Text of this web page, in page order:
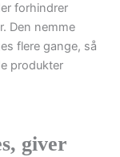
forhindrer
Den nemme
flere gange, så
produkter
giver